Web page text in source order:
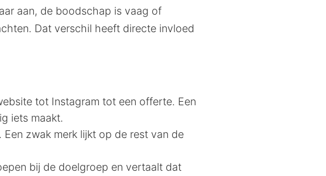
aan, de boodschap is vaag of
Dat verschil heeft directe invloed
tot Instagram tot een offerte. Een
iets maakt.
Een zwak merk lijkt op de rest van de
bij de doelgroep en vertaalt dat